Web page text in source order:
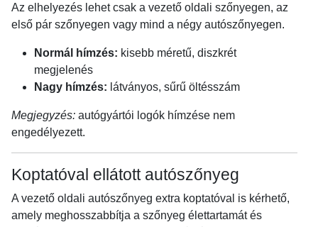
Az elhelyezés lehet csak a vezető oldali szőnyegen, az
első pár szőnyegen vagy mind a négy autószőnyegen.
Normál hímzés: kisebb méretű, diszkrét
megjelenés
Nagy hímzés: látványos, sűrű öltésszám
Megjegyzés: autógyártói logók hímzése nem
engedélyezett.
Koptatóval ellátott autószőnyeg
A vezető oldali autószőnyeg extra koptatóval is kérhető,
amely meghosszabbítja a szőnyeg élettartamát és